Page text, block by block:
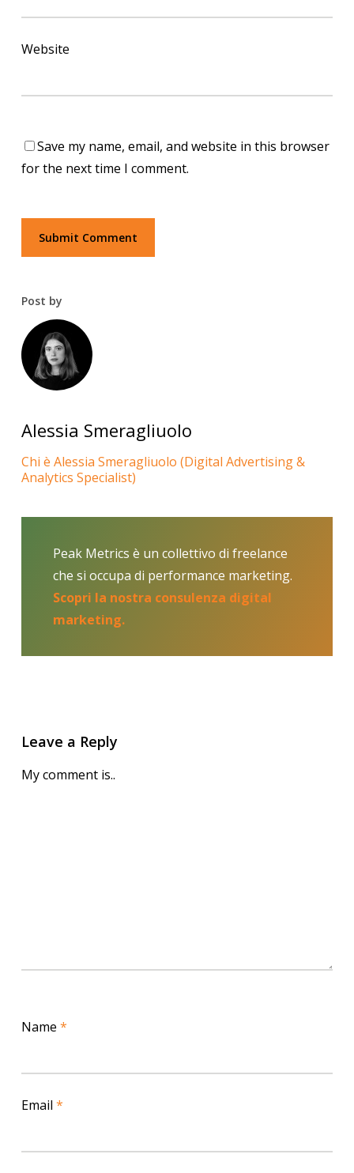
Website
Save my name, email, and website in this browser
for the next time I comment.
Post by
Alessia Smeragliuolo
Chi è Alessia Smeragliuolo (Digital Advertising &
Analytics Specialist)
Peak Metrics è un collettivo di freelance
che si occupa di performance marketing.
Scopri la nostra consulenza digital
marketing.
Leave a Reply
My comment is..
Name *
Email *